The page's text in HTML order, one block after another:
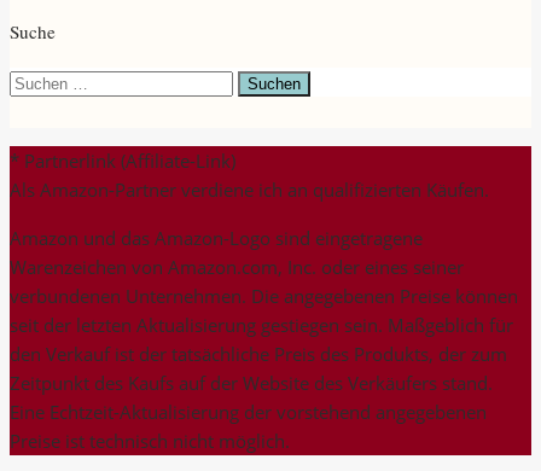
Suche
Suchen
* Partnerlink (Affiliate-Link)
Als Amazon-Partner verdiene ich an qualifizierten Käufen.
Amazon und das Amazon-Logo sind eingetragene
Warenzeichen von Amazon.com, Inc. oder eines seiner
verbundenen Unternehmen. Die angegebenen Preise können
seit der letzten Aktualisierung gestiegen sein. Maßgeblich für
den Verkauf ist der tatsächliche Preis des Produkts, der zum
Zeitpunkt des Kaufs auf der Website des Verkäufers stand.
Eine Echtzeit-Aktualisierung der vorstehend angegebenen
Preise ist technisch nicht möglich.